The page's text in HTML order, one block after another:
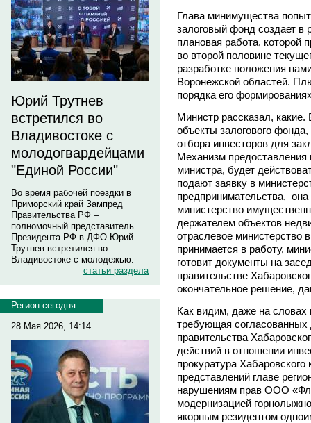
Юрий Трутнев
встретился во
Владивостоке с
молодогвардейцами
"Единой России"
Во время рабочей поездки в
Приморский край Зампред
Правительства РФ –
полномочный представитель
Президента РФ в ДФО Юрий
Трутнев встретился во
Владивостоке с молодежью.
статьи раздела
Регион сегодня
28 Мая 2026, 14:14
Глава минимущества
залоговый фонд создает в
плановая работа, которой
во второй половине
разработке положения
Воронежской областей.
порядка его
Министр рассказал,
объекты залогового
отбора инвесторов для
Механизм предоставления
министра, будет
подают заявку в
предпринимательства, она
министерство
держателем объектов
отраслевое министерство
принимается в работу,
готовит документы на
правительстве
окончательное решение,
Как видим, даже на словах
требующая согласованных
правительства
действий в отношении
прокуратура
представлений главе
нарушениям прав ООО
модернизацией
якорным резидентом